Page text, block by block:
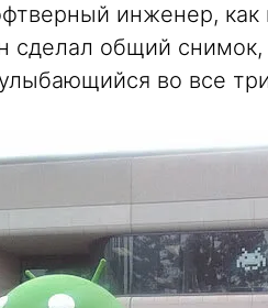
инженер,
сделал общий
во все